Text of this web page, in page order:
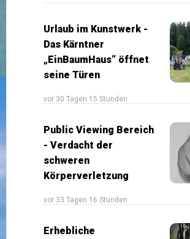
Urlaub im Kunstwerk -
Das Kärntner
„EinBaumHaus“ öffnet
seine Türen
vor 30 Tagen 15 Stunden
Public Viewing Bereich
- Verdacht der
schweren
Körperverletzung
vor 33 Tagen 16 Stunden
Erhebliche